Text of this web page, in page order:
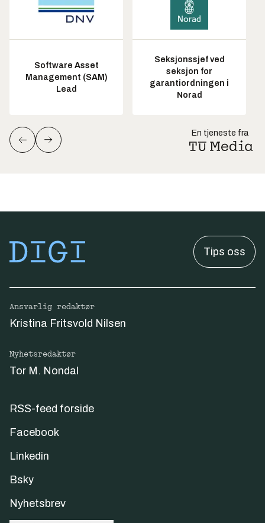
Software Asset
Management (SAM)
Lead
Seksjonssjef ved
seksjon for
garantiordningen i
Norad
En tjeneste fra
Tips oss
Ansvarlig redaktør
Kristina Fritsvold Nilsen
Nyhetsredaktør
Tor M. Nondal
RSS-feed forside
Facebook
Linkedin
Bsky
Nyhetsbrev